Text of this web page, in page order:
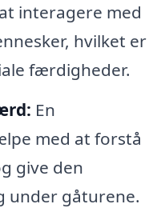
interagere med
hvilket er
færdigheder.
En
med at forstå
give den
under gåturene.